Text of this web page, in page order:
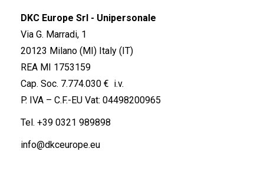
DKC Europe Srl - Unipersonale
Via G. Marradi, 1
20123 Milano (MI) Italy (IT)
REA MI 1753159
Cap. Soc. 7.774.030 € i.v.
P. IVA – C.F.-EU Vat: 04498200965
Tel. +39 0321 989898
info@dkceurope.eu